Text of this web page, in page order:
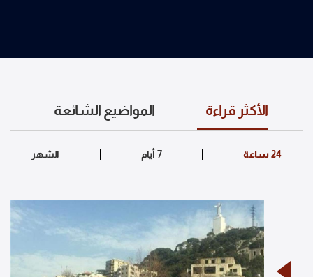
الأكثر قراءة المواضيع الشائعة